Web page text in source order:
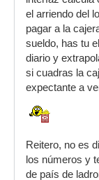
el arriendo del
pagar a la
sueldo, has tu
diario y
si cuadras la
expectante a
Reitero, no es
los números y
de país de